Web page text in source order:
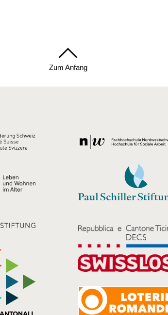
Zum Anfang